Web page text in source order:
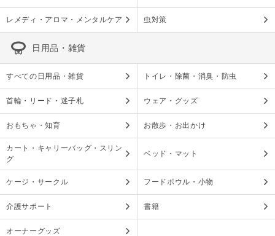
レメディ・アロマ・メンタルケア 虫対策
日用品・雑貨
すべての日用品・雑貨 トイレ・除菌・消臭・防虫
首輪・リード・迷子札 ウェア・グッズ
おもちゃ・知育 お散歩・お出かけ
カート・キャリーバッグ・スリン
グ
ベッド・マット
ケージ・サークル フードボウル・小物
介護サポート 書籍
オーナーグッズ